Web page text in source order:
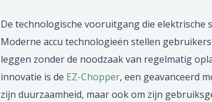
De technologische vooruitgang die elektrische
Moderne accu technologieën stellen
leggen zonder de noodzaak van regelmatig
innovatie is de EZ-Chopper, een geavanceerd
zijn duurzaamheid, maar ook om zijn